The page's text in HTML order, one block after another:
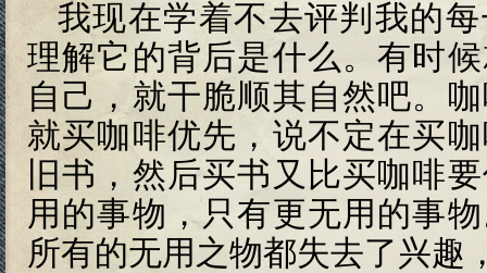
我现在学着不去评判我的
理解它的背后是什么。有时
自己，就干脆顺其自然吧。
就买咖啡优先，说不定在买
旧书，然后买书又比买咖啡
用的事物，只有更无用的事
所有的无用之物都失去了兴趣